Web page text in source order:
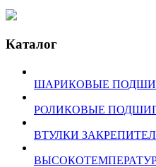
Каталог
ШАРИКОВЫЕ
РОЛИКОВЫЕ
ВТУЛКИ